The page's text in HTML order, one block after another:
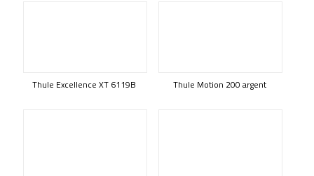
Thule Excellence XT 6119B Thule Motion 200 argent